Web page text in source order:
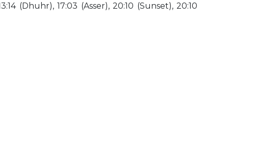
(Dhuhr), 17:03 (Asser), 20:10 (Sunset), 20:10